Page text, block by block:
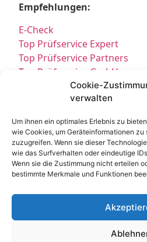
Cookie-
verwalten
Um ihnen ein optimales Erlebnis zu
wie Cookies, um Geräteinformationen
zuzugreifen. Wenn sie dieser
wie das Surfverhalten oder eindeutige
Wenn sie die Zustimmung nicht erteilen
bestimmte Merkmale und Funktionen
Empfehlungen:
E-Check
Top Prüfservice Expert
Top Prüfservice Partners
Top Prüfservice GmbH
Prüfung DGUV3 GmbH
Sicherheitsprüfungen
Prüfung E-Check Expert
Prüfung elektrischer